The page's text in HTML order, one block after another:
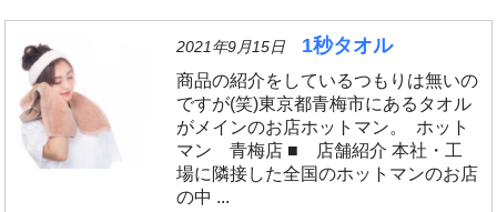
2021年9月15日 1秒タオル
商品の紹介をしているつもりは無いの
ですが(笑)東京都青梅市にあるタオル
がメインのお店ホットマン。 ホット
マン 青梅店 ■ 店舗紹介 本社・工
場に隣接した全国のホットマンのお店
の中 ...